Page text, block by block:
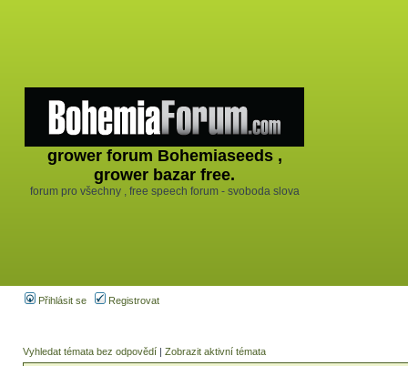
grower forum Bohemiaseeds ,
grower bazar free.
forum pro všechny , free speech forum - svoboda slova
Přihlásit se Registrovat
Vyhledat témata bez odpovědí | Zobrazit aktivní témata